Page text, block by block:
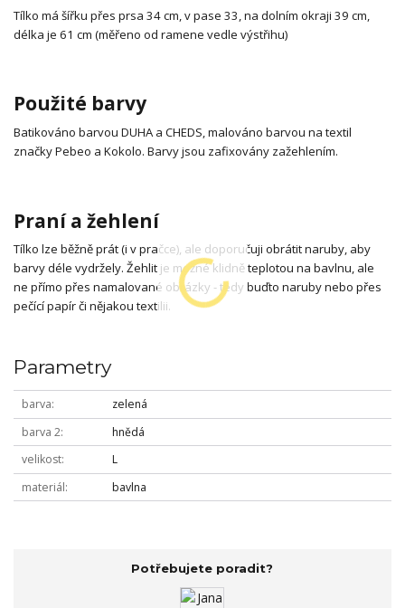
Tílko má šířku přes prsa 34 cm, v pase 33, na dolním okraji 39 cm,
délka je 61 cm (měřeno od ramene vedle výstřihu)
Použité barvy
Batikováno barvou DUHA a CHEDS, malováno barvou na textil
značky Pebeo a Kokolo. Barvy jsou zafixovány zažehlením.
Praní a žehlení
Tílko lze běžně prát (i v pračce), ale doporučuji obrátit naruby, aby
barvy déle vydržely. Žehlit je možné klidně teplotou na bavlnu, ale
ne přímo přes namalované obrázky - tedy buďto naruby nebo přes
pečící papír či nějakou textilii.
Parametry
barva
zelená
barva 2
hnědá
velikost
L
materiál
bavlna
Potřebujete poradit?